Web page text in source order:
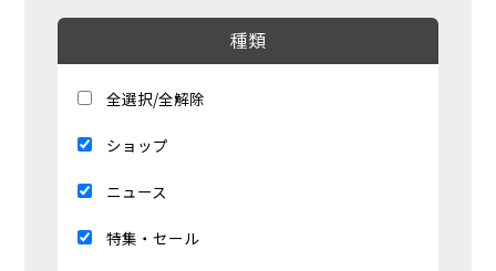
種類
全選択/全解除
ショップ
ニュース
特集・セール